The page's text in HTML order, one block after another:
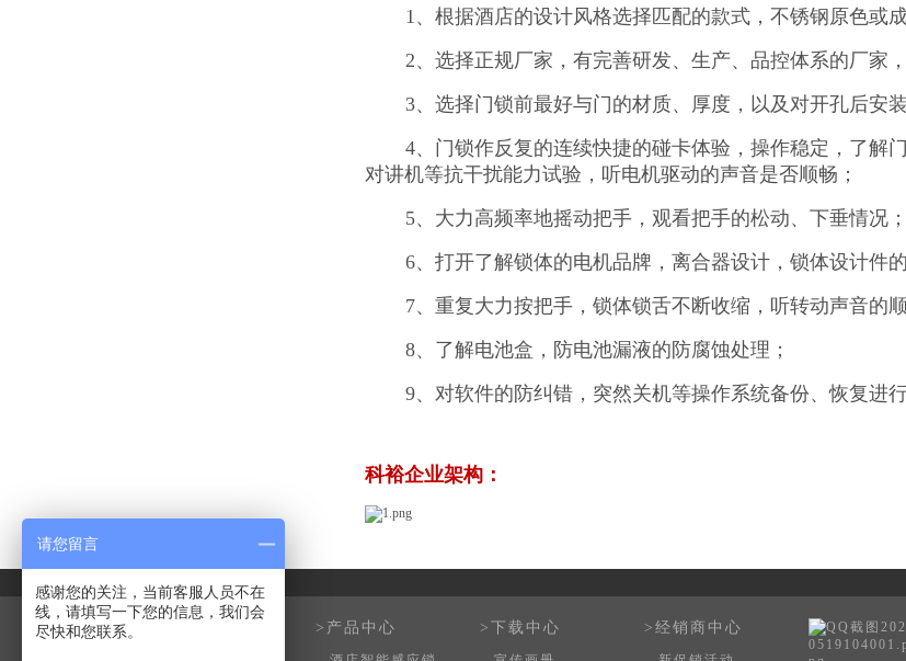
1、根据酒店的设计风格选择匹配的款式，不锈钢原色或
2、选择正规厂家，有完善研发、生产、品控体系的厂家
3、选择门锁前最好与门的材质、厚度，以及对开孔后安
4、门锁作反复的连续快捷的碰卡体验，操作稳定，了解
对讲机等抗干扰能力试验，听电机驱动的声音是否顺畅；
5、大力高频率地摇动把手，观看把手的松动、下垂情况；
6、打开了解锁体的电机品牌，离合器设计，锁体设计件的
7、重复大力按把手，锁体锁舌不断收缩，听转动声音的
8、了解电池盒，防电池漏液的防腐蚀处理；
9、对软件的防纠错，突然关机等操作系统备份、恢复进行
科裕企业架构：
>产品中心 >下载中心 >经销商中心
请您留言
感谢您的关注，当前客服人员不在
线，请填写一下您的信息，我们会
尽快和您联系。